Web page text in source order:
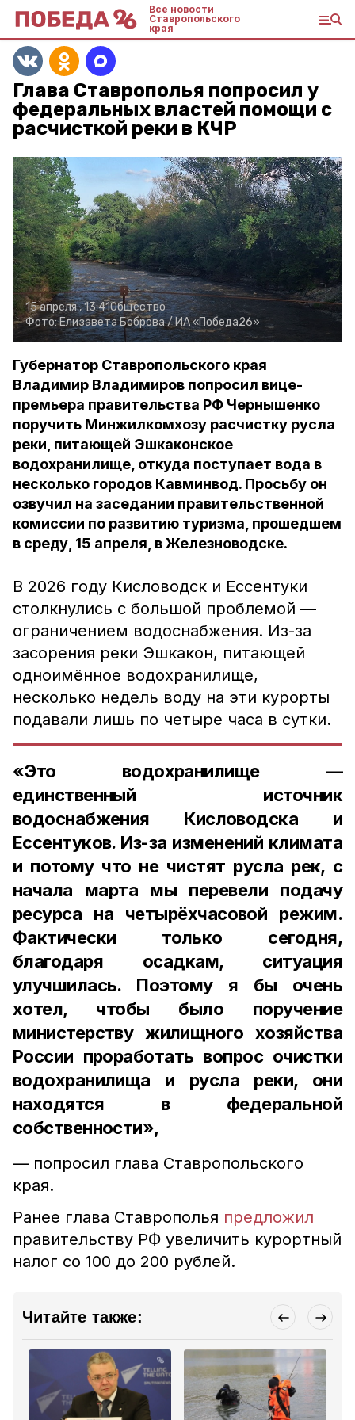
Все новости
Ставропольского
края
Глава Ставрополья попросил у
федеральных властей помощи с
расчисткой реки в КЧР
15 апреля , 13:41Общество
Фото:Елизавета Боброва /ИА «Победа26»
Губернатор Ставропольского края
Владимир Владимиров попросил вице-
премьера правительства РФ Чернышенко
поручить Минжилкомхозу расчистку русла
реки, питающей Эшкаконское
водохранилище, откуда поступает вода в
несколько городов Кавминвод. Просьбу он
озвучил на заседании правительственной
комиссии по развитию туризма, прошедшем
в среду, 15 апреля, в Железноводске.
В 2026 году Кисловодск и Ессентуки
столкнулись с большой проблемой —
ограничением водоснабжения. Из-за
засорения реки Эшкакон, питающей
одноимённое водохранилище,
несколько недель воду на эти курорты
подавали лишь по четыре часа в сутки.
«Это водохранилище —
единственный источник
водоснабжения Кисловодска и
Ессентуков. Из-за изменений климата
и потому что не чистят русла рек, с
начала марта мы перевели подачу
ресурса на четырёхчасовой режим.
Фактически только сегодня,
благодаря осадкам, ситуация
улучшилась. Поэтому я бы очень
хотел, чтобы было поручение
министерству жилищного хозяйства
России проработать вопрос очистки
водохранилища и русла реки, они
находятся в федеральной
собственности»,
— попросил глава Ставропольского
края.
Ранее глава Ставрополья предложил
правительству РФ увеличить курортный
налог со 100 до 200 рублей.
Читайте также: